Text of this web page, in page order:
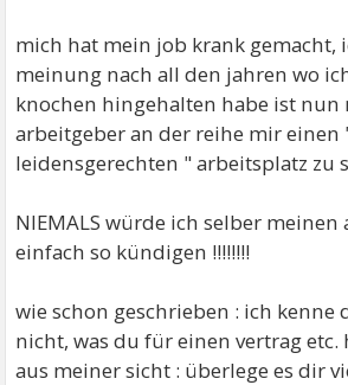
mich hat mein job krank gemacht,
meinung nach all den jahren wo
knochen hingehalten habe ist nun
arbeitgeber an der reihe mir einen
leidensgerechten " arbeitsplatz zu
NIEMALS würde ich selber meinen
einfach so kündigen !!!!!!!!
wie schon geschrieben : ich kenne
nicht, was du für einen vertrag etc.
aus meiner sicht : überlege es dir